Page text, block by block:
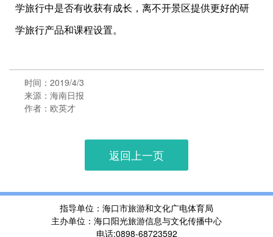
学旅行中是否有收获有成长，离不开景区提供更好的研
学旅行产品和课程设置。
时间：2019/4/3
来源：海南日报
作者：欧英才
返回上一页
指导单位：海口市旅游和文化广电体育局
主办单位：海口阳光旅游信息与文化传播中心
电话:0898-68723592